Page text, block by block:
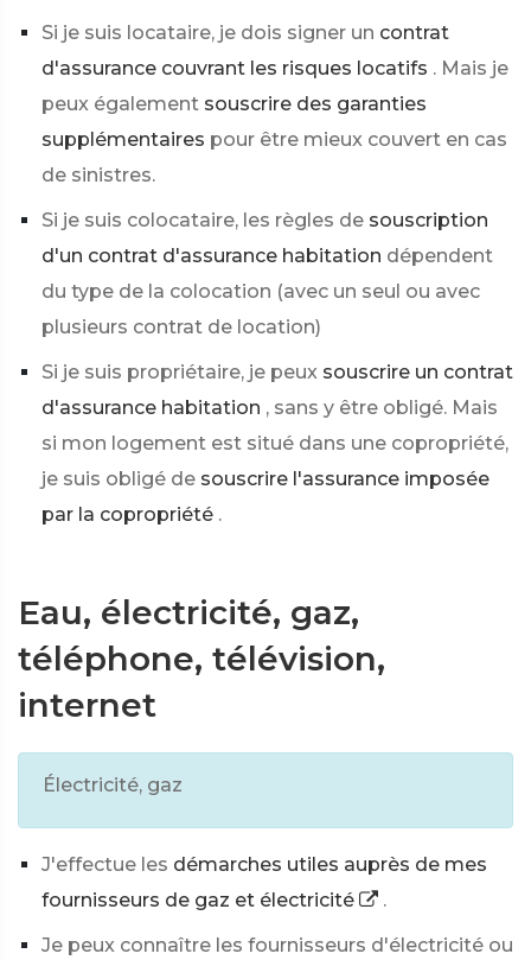
Si je suis locataire, je dois signer un contrat
d'assurance couvrant les risques locatifs . Mais je
peux également souscrire des garanties
supplémentaires pour être mieux couvert en cas
de sinistres.
Si je suis colocataire, les règles de souscription
d'un contrat d'assurance habitation dépendent
du type de la colocation (avec un seul ou avec
plusieurs contrat de location)
Si je suis propriétaire, je peux souscrire un contrat
d'assurance habitation , sans y être obligé. Mais
si mon logement est situé dans une copropriété,
je suis obligé de souscrire l'assurance imposée
par la copropriété .
Eau, électricité, gaz,
téléphone, télévision,
internet
Électricité, gaz
J'effectue les démarches utiles auprès de mes
fournisseurs de gaz et électricité
.
Je peux connaître les fournisseurs d'électricité ou